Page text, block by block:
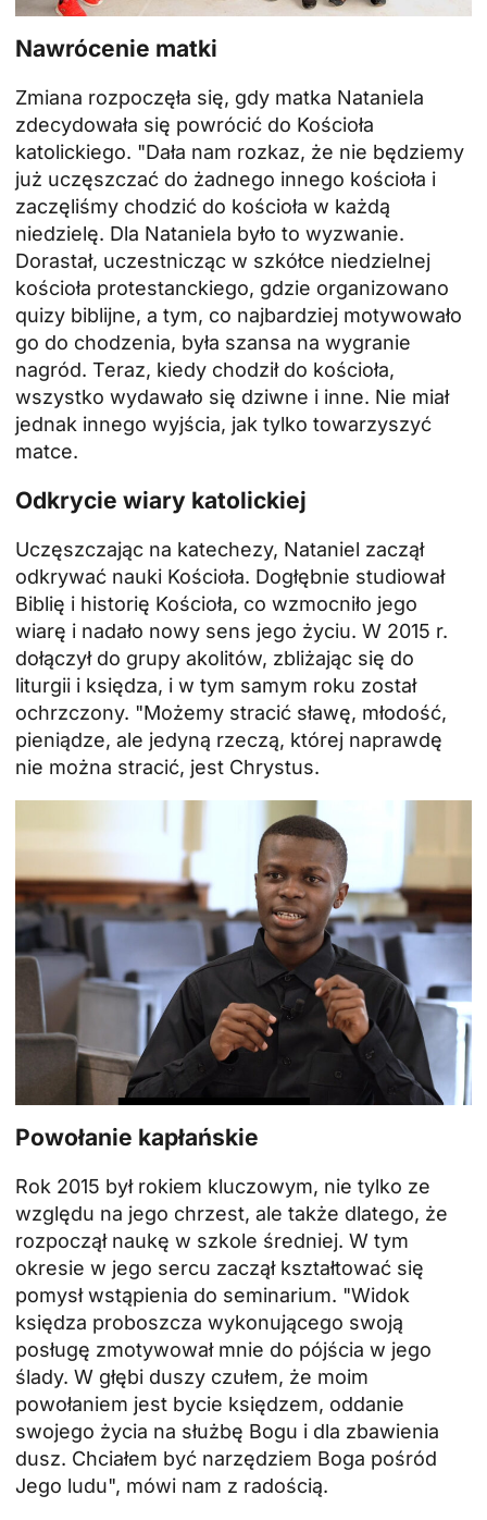
Nawrócenie matki
Zmiana rozpoczęła się, gdy matka Nataniela
zdecydowała się powrócić do Kościoła
katolickiego. "Dała nam rozkaz, że nie będziemy
już uczęszczać do żadnego innego kościoła i
zaczęliśmy chodzić do kościoła w każdą
niedzielę. Dla Nataniela było to wyzwanie.
Dorastał, uczestnicząc w szkółce niedzielnej
kościoła protestanckiego, gdzie organizowano
quizy biblijne, a tym, co najbardziej motywowało
go do chodzenia, była szansa na wygranie
nagród. Teraz, kiedy chodził do kościoła,
wszystko wydawało się dziwne i inne. Nie miał
jednak innego wyjścia, jak tylko towarzyszyć
matce.
Odkrycie wiary katolickiej
Uczęszczając na katechezy, Nataniel zaczął
odkrywać nauki Kościoła. Dogłębnie studiował
Biblię i historię Kościoła, co wzmocniło jego
wiarę i nadało nowy sens jego życiu. W 2015 r.
dołączył do grupy akolitów, zbliżając się do
liturgii i księdza, i w tym samym roku został
ochrzczony. "Możemy stracić sławę, młodość,
pieniądze, ale jedyną rzeczą, której naprawdę
nie można stracić, jest Chrystus.
Powołanie kapłańskie
Rok 2015 był rokiem kluczowym, nie tylko ze
względu na jego chrzest, ale także dlatego, że
rozpoczął naukę w szkole średniej. W tym
okresie w jego sercu zaczął kształtować się
pomysł wstąpienia do seminarium. "Widok
księdza proboszcza wykonującego swoją
posługę zmotywował mnie do pójścia w jego
ślady. W głębi duszy czułem, że moim
powołaniem jest bycie księdzem, oddanie
swojego życia na służbę Bogu i dla zbawienia
dusz. Chciałem być narzędziem Boga pośród
Jego ludu", mówi nam z radością.